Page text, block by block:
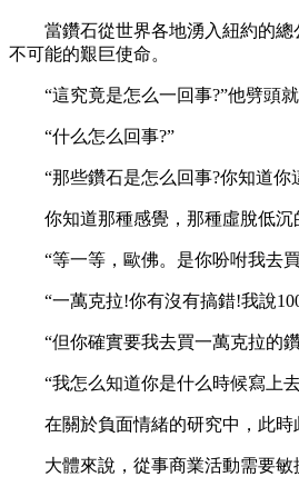
當鑽石從世界各地湧入紐約的總
不可能的艱巨使命。
“這究竟是怎么一回事?”他劈頭就
“什么怎么回事?”
“那些鑽石是怎么回事?你知道你
你知道那種感覺，那種虛脫低沉
“等一等，歐佛。是你吩咐我去買
“一萬克拉!你有沒有搞錯!我說
“但你確實要我去買一萬克拉的鑽
“我怎么知道你是什么時候寫上去
在關於負面情緒的研究中，此時
大體來說，從事商業活動需要敏